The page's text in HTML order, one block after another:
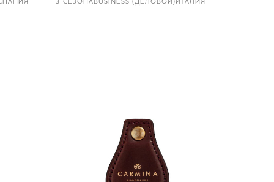
3 СЕЗОНАBUSINESS (ДЕЛОВОЙ)ИТАЛИЯ